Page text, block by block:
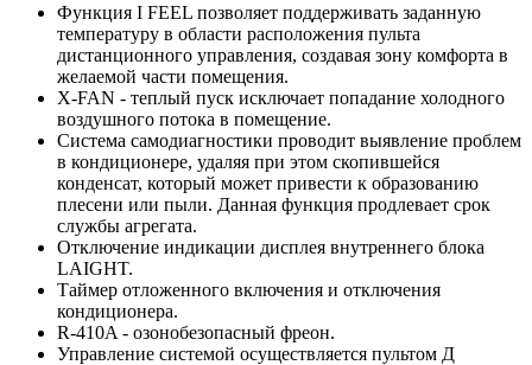
Функция I FEEL позволяет поддерживать заданную
температуру в области расположения пульта
дистанционного управления, создавая зону комфорта в
желаемой части помещения.
X-FAN - теплый пуск исключает попадание холодного
воздушного потока в помещение.
Система самодиагностики проводит выявление проблем
в кондиционере, удаляя при этом скопившейся
конденсат, который может привести к образованию
плесени или пыли. Данная функция продлевает срок
службы агрегата.
Отключение индикации дисплея внутреннего блока
LAIGHT.
Таймер отложенного включения и отключения
кондиционера.
R-410A - озонобезопасный фреон.
Управление системой осуществляется пультом Д